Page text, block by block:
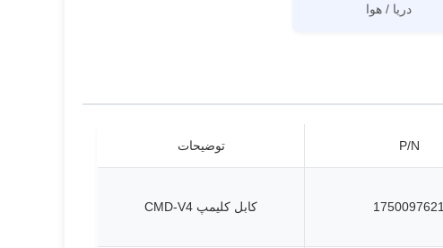
دریا / هوا
P/N توضیحات
1750097621 کابل کلیمپ CMD-V4